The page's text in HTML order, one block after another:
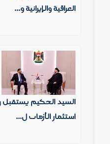
العراقية والإيرانية و...
السيد الحكيم يستقبل
استثمار الأزمات ل...